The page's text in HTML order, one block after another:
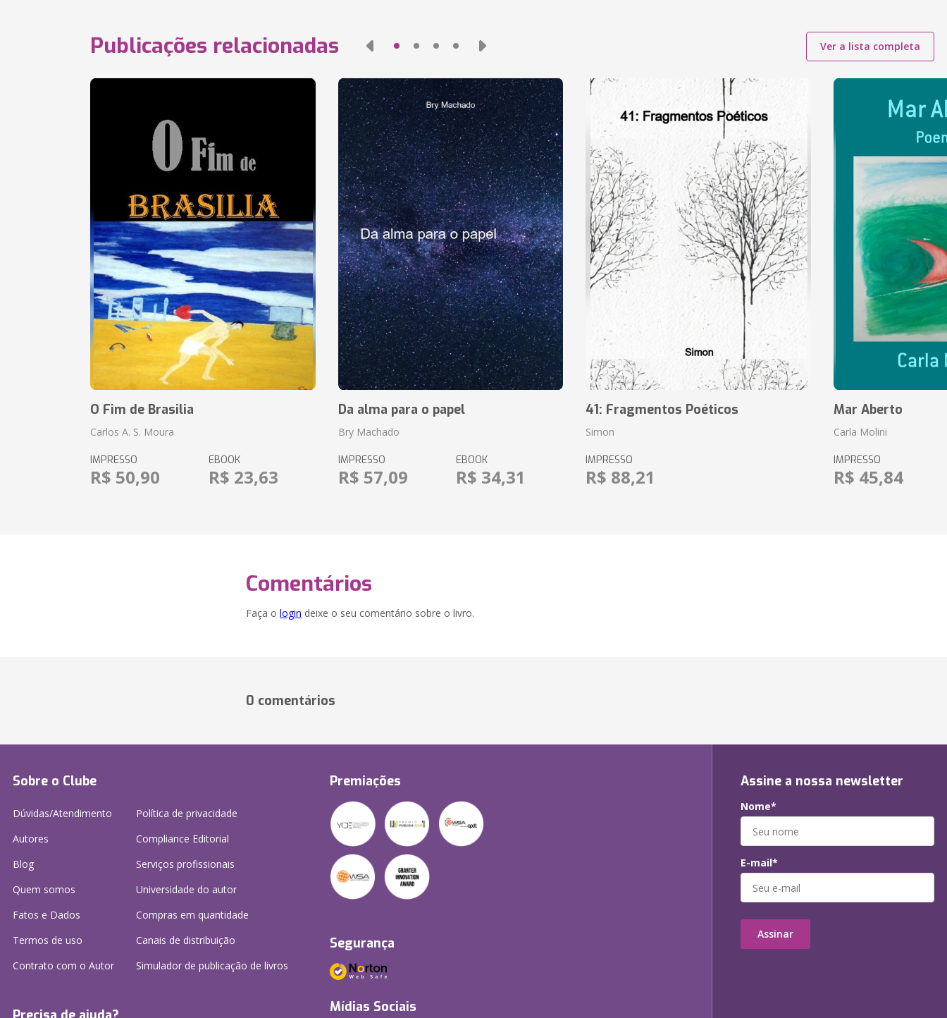
Publicações relacionadas Ver a lista completa
O Fim de Brasilia
Carlos A. S. Moura
IMPRESSO
R$ 50,90
EBOOK
R$ 23,63
Da alma para o papel
Bry Machado
IMPRESSO
R$ 57,09
EBOOK
R$ 34,31
41: Fragmentos Poéticos
Simon
IMPRESSO
R$ 88,21
Mar Aberto
Carla Molini
IMPRESSO
R$ 45,84
Comentários
Faça o login deixe o seu comentário sobre o livro.
0 comentários
Sobre o Clube
Dúvidas/Atendimento
Autores
Blog
Quem somos
Fatos e Dados
Termos de uso
Contrato com o Autor
Política de privacidade
Compliance Editorial
Serviços profissionais
Universidade do autor
Compras em quantidade
Canais de distribuição
Simulador de publicação de livros
Premiações
Segurança
Mídias Sociais
Assine a nossa newsletter
Nome*
E-mail*
Assinar